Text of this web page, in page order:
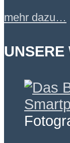
mehr dazu…
UNSERE